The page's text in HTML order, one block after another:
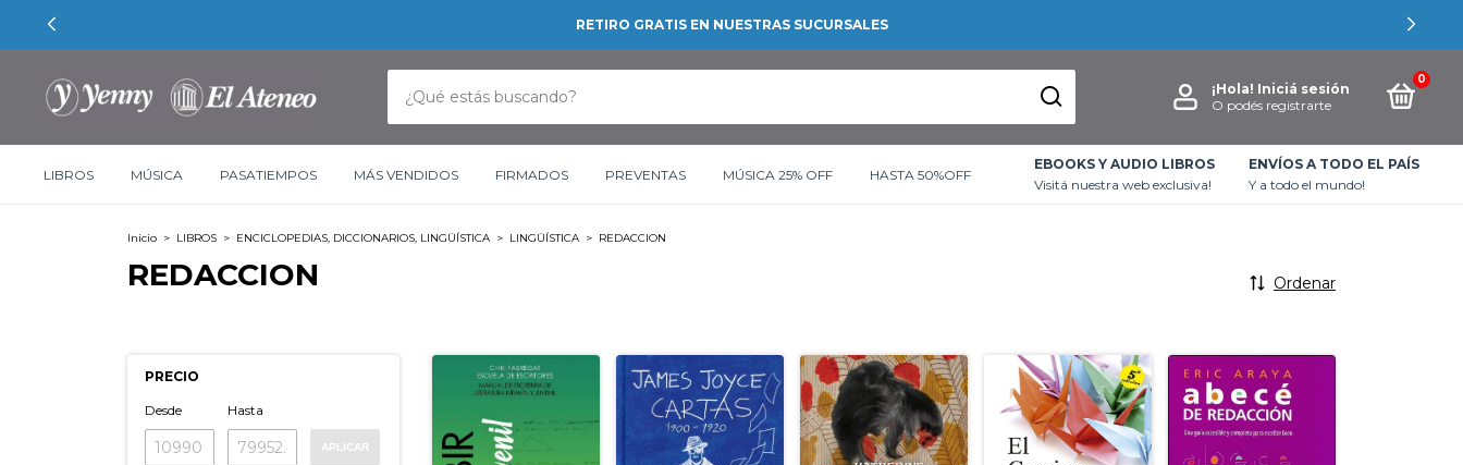
RETIRO GRATIS EN NUESTRAS SUCURSALES
¡Hola! Iniciá sesión
O podés registrarte
0
LIBROS MÚSICA PASATIEMPOS MÁS VENDIDOS FIRMADOS PREVENTAS MÚSICA 25% OFF HASTA 50%OFF
EBOOKS Y AUDIO LIBROS
Visitá nuestra web exclusiva!
ENVÍOS A TODO EL PAÍS
Y a todo el mundo!
Inicio > LIBROS > ENCICLOPEDIAS, DICCIONARIOS, LINGÜÍSTICA > LINGÜÍSTICA > REDACCION
REDACCION Ordenar
PRECIO
Desde Hasta
APLICAR